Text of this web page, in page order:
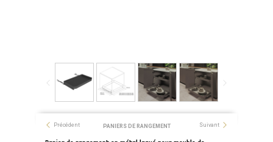
Précédent PANIERS DE RANGEMENT Suivant